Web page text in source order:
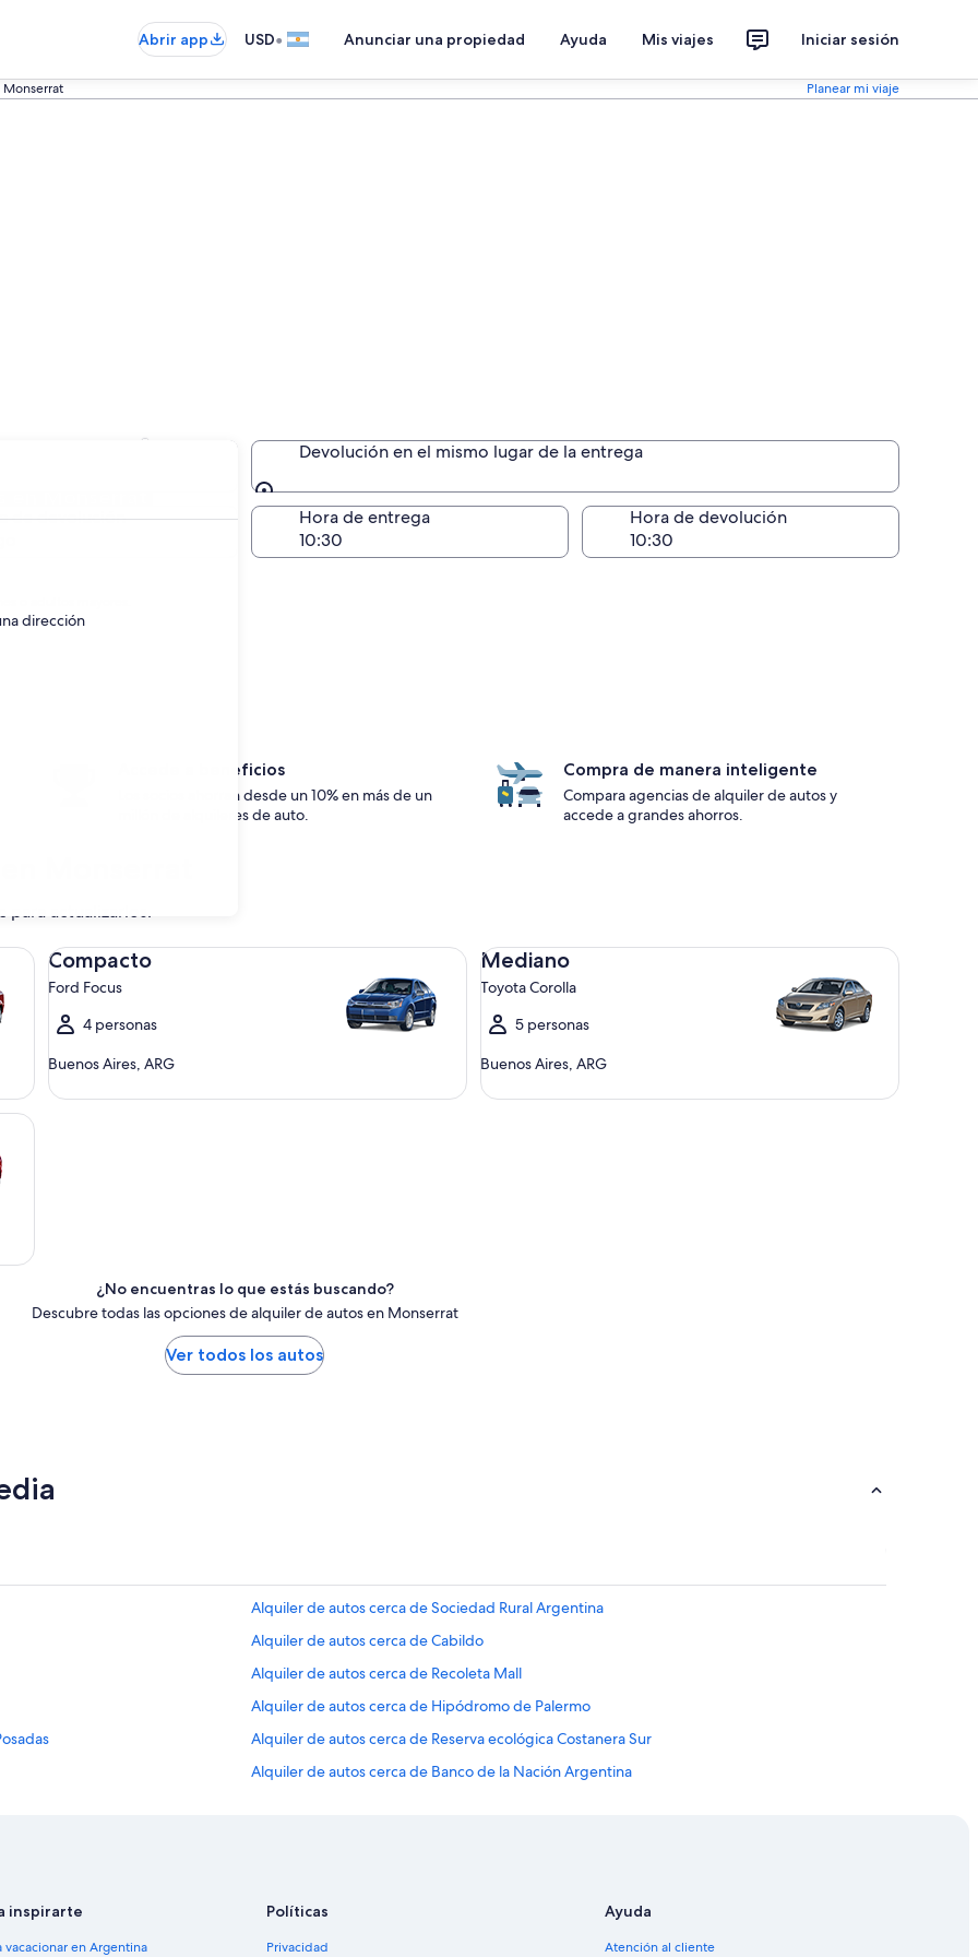
Abrir app USD• Anunciar una propiedad Ayuda Mis viajes Iniciar sesión
Monserrat Planear mi viaje
en Monserrat
dirección
Devolución en el mismo lugar de la entrega
Devolución en el mismo lugar de la entrega
de devolución
Hora de entrega Hora de devolución
o adultos mayores.
Accede a beneficios
Los socios ahorran desde un 10% en más de un
millón de alquileres de auto.
Compra de manera inteligente
Compara agencias de alquiler de autos y
accede a grandes ahorros.
para actualizarlos.
Compacto
Ford Focus
4 personas
Buenos Aires, ARG
Compacto Ford Focus
Mediano
Toyota Corolla
5 personas
Buenos Aires, ARG
Mediano Toyota Corolla
¿No encuentras lo que estás buscando?
Descubre todas las opciones de alquiler de autos en Monserrat
Ver todos los autos
Alquiler de autos cerca de Sociedad Rural Argentina
Alquiler de autos cerca de Cabildo
Alquiler de autos cerca de Recoleta Mall
Alquiler de autos cerca de Hipódromo de Palermo
Alquiler de autos cerca de Reserva ecológica Costanera Sur
Alquiler de autos cerca de Banco de la Nación Argentina
Alquiler de autos cerca de Microcentro
inspirarte
vacacionar en Argentina
Políticas
Privacidad
Ayuda
Atención al cliente